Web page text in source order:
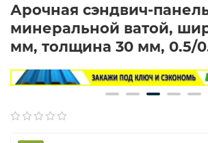
Арочная сэндвич-
минеральной ватой,
мм, толщина 30 мм, 0.5/